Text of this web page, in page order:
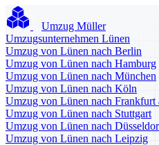
Umzug Müller
Umzugsunternehmen Lünen
Umzug von Lünen nach Berlin
Umzug von Lünen nach Hamburg
Umzug von Lünen nach München
Umzug von Lünen nach Köln
Umzug von Lünen nach Frankfurt
Umzug von Lünen nach Stuttgart
Umzug von Lünen nach
Umzug von Lünen nach Leipzig